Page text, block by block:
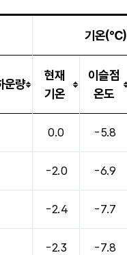
기온(℃)
운량
현재
기온
이슬점
온도
0.0 -5.8
-2.0 -6.9
-2.4 -7.7
-2.3 -7.8